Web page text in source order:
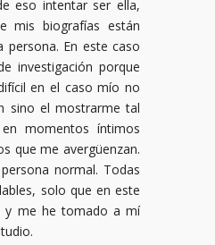
eso intentar ser ella,
mis biografías están
persona. En este caso
investigación porque
en el caso mío no
sino el mostrarme tal
momentos íntimos
que me avergüenzan.
normal. Todas
solo que en este
y me he tomado a mí